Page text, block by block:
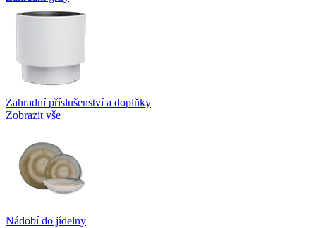
Zahradní příslušenství a doplňky
Zobrazit vše
Nádobí do jídelny